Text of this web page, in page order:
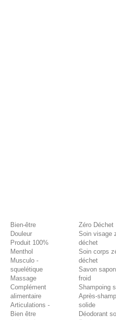
Bien-être
Douleur
Produit 100%
Menthol
Musculo -
squelétique
Massage
Complément
alimentaire
Articulations -
Bien être
Zéro Déchet
Soin visage
déchet
Soin corps
déchet
Savon
froid
Shampoing
Après-
solide
Déodorant